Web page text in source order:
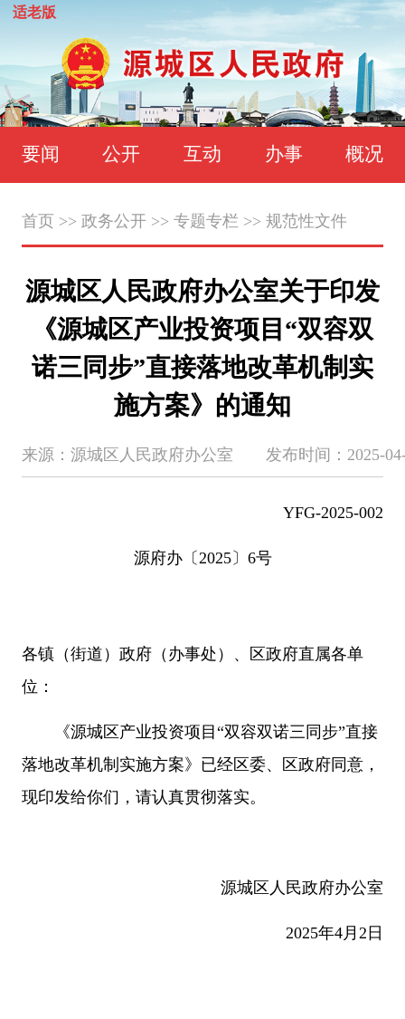
适老版
要闻 公开 互动 办事 概况
首页 >> 政务公开>> 专题专栏 >> 规范性文件
源城区人民政府办公室关于印发
《源城区产业投资项目“双容双
诺三同步”直接落地改革机制实
施方案》的通知
来源：源城区人民政府办公室 发布时间：2025-04-
YFG-2025-002
源府办〔2025〕6号
各镇（街道）政府（办事处）、区政府直属各单
位：
《源城区产业投资项目“双容双诺三同步”直接
落地改革机制实施方案》已经区委、区政府同意，
现印发给你们，请认真贯彻落实。
源城区人民政府办公室
2025年4月2日